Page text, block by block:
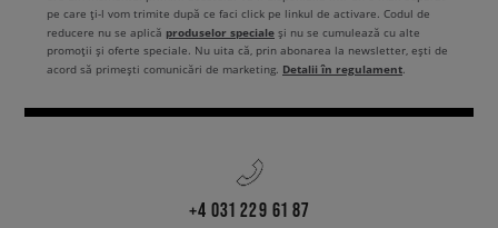
Vezi culorile disponibile ale modelului Nike Air Max 90
pentru femei:
Bej
pe care ți-l vom trimite după ce faci click pe linkul de activare. Codul de
reducere nu se aplică produselor speciale și nu se cumulează cu alte
promoții și oferte speciale. Nu uita că, prin abonarea la newsletter, ești de
acord să primești comunicări de marketing. Detalii în regulament.
+4 031 229 61 87